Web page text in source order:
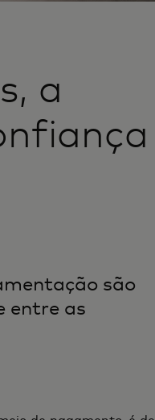
a
são
entre as